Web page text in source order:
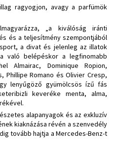
ragyogjon, avagy a parfümök
„a kiválóság iránti
és a teljesítmény szempontjából
a divat és jelenleg az illatok
való belépéskor a legfinomabb
Almairac, Dominique Ropion,
Phillipe Romano és Olivier Cresp,
lenyűgöző gyümölcsös ízű fás
keveréke menta, alma,
alapanyagok és az exkluzív
kiaknázása révén a szenvedély
tovább hajtja a Mercedes-Benz-t